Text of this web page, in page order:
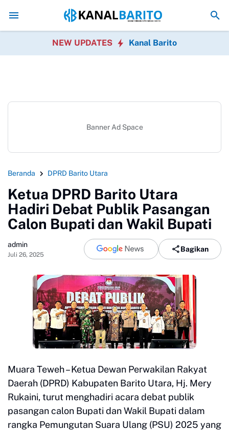
Hari Ketiga Kaji Tiru, Pemkab Barito Utara Pelajari Inovasi
NEW UPDATES Kanal Barito
Banner Ad Space
Beranda DPRD Barito Utara
Ketua DPRD Barito Utara
Hadiri Debat Publik Pasangan
Calon Bupati dan Wakil Bupati
admin
Juli 26, 2025
Bagikan
Muara Teweh – Ketua Dewan Perwakilan Rakyat
Daerah (DPRD) Kabupaten Barito Utara, Hj. Mery
Rukaini, turut menghadiri acara debat publik
pasangan calon Bupati dan Wakil Bupati dalam
rangka Pemungutan Suara Ulang (PSU) 2025 yang